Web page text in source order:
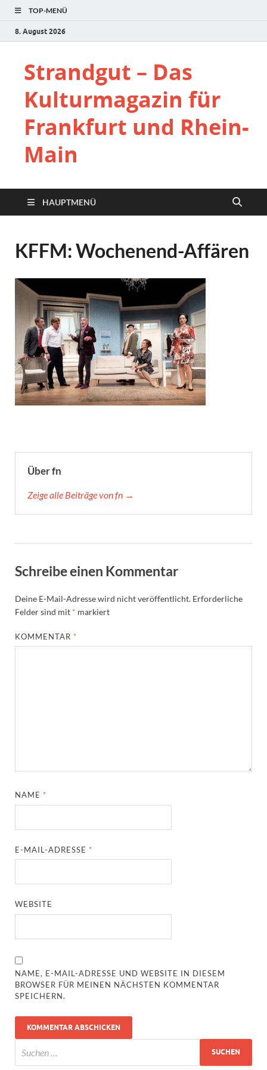
TOP-MENÜ
8. August 2026
Strandgut – Das
Kulturmagazin für
Frankfurt und Rhein-
Main
HAUPTMENÜ
KFFM: Wochenend-Affären
Über fn
Zeige alle Beiträge von fn →
Schreibe einen Kommentar
Deine E-Mail-Adresse wird nicht veröffentlicht. Erforderliche
Felder sind mit * markiert
KOMMENTAR *
NAME *
E-MAIL-ADRESSE *
WEBSITE
NAME, E-MAIL-ADRESSE UND WEBSITE IN DIESEM
BROWSER FÜR MEINEN NÄCHSTEN KOMMENTAR
SPEICHERN.